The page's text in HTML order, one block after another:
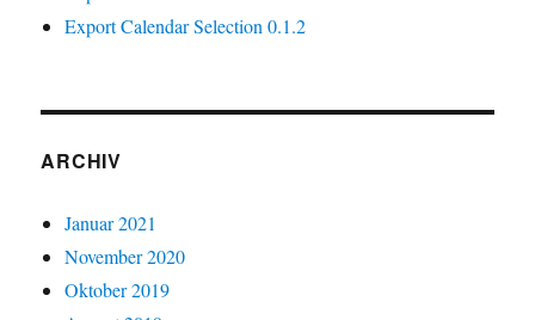
Export Calendar Selection 0.1.2
ARCHIV
Januar 2021
November 2020
Oktober 2019